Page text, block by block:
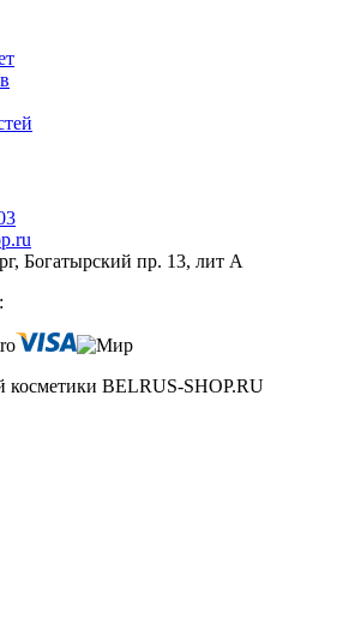
Богатырский пр. 13, лит А
косметики BELRUS-SHOP.RU